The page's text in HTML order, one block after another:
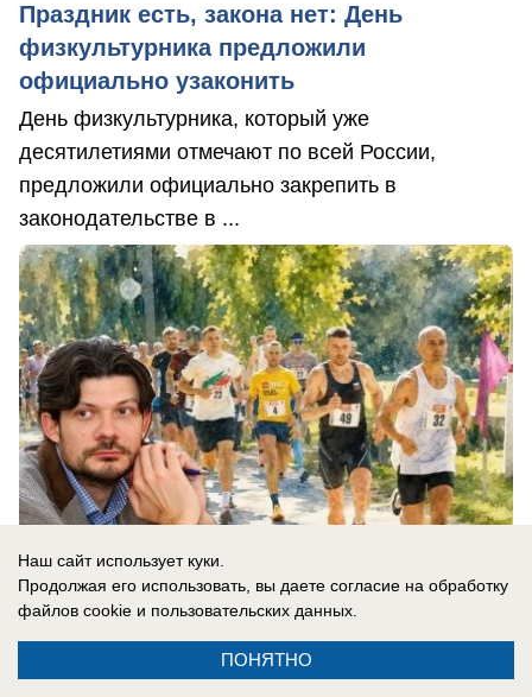
Праздник есть, закона нет: День
физкультурника предложили
официально узаконить
День физкультурника, который уже
десятилетиями отмечают по всей России,
предложили официально закрепить в
законодательстве в ...
Наш сайт использует куки.
Продолжая его использовать, вы даете согласие на обработку
файлов cookie и пользовательских данных.
ПОНЯТНО